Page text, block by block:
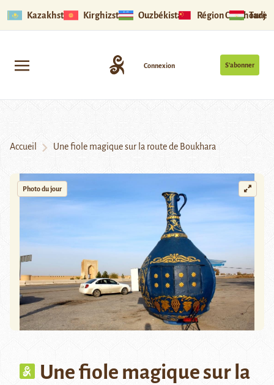
Kazakhstan Kirghizstan Ouzbékistan Région Ouïghoure
S’abonner
Connexion
Accueil Une fiole magique sur la route de Boukhara
Photo du jour
Une fiole magique sur la